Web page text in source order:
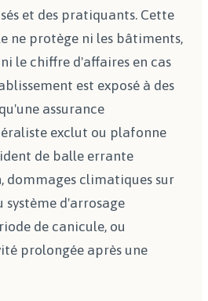
et des pratiquants. Cette
ne protège ni les bâtiments,
le chiffre d'affaires en cas
est exposé à des
assurance
exclut ou plafonne
de balle errante
dommages climatiques sur
système d'arrosage
de canicule, ou
prolongée après une